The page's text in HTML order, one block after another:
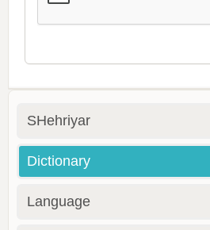
SHehriyar
Dictionary
Language